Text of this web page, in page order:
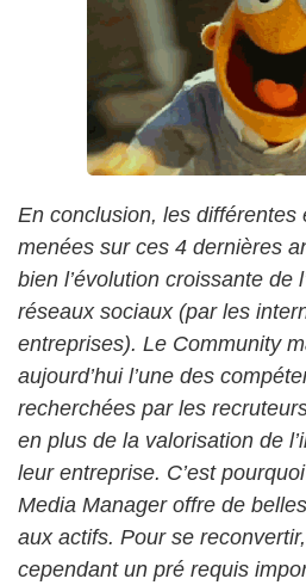
En conclusion, les différentes
menées sur ces 4 dernières
bien l’évolution croissante de
réseaux sociaux (par les
entreprises). Le Community
aujourd’hui l’une des
recherchées par les
en plus de la valorisation de
leur entreprise. C’est
Media Manager offre de
aux actifs. Pour se
cependant un pré requis